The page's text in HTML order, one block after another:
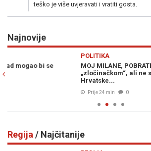
teško je više uvjeravati i vratiti gosta.
Najnovije
MOJ MILANE, POBRATIME MIO: Željka
„zločinačkom“, ali ne spominje glavnog
Regija / Najčitanije